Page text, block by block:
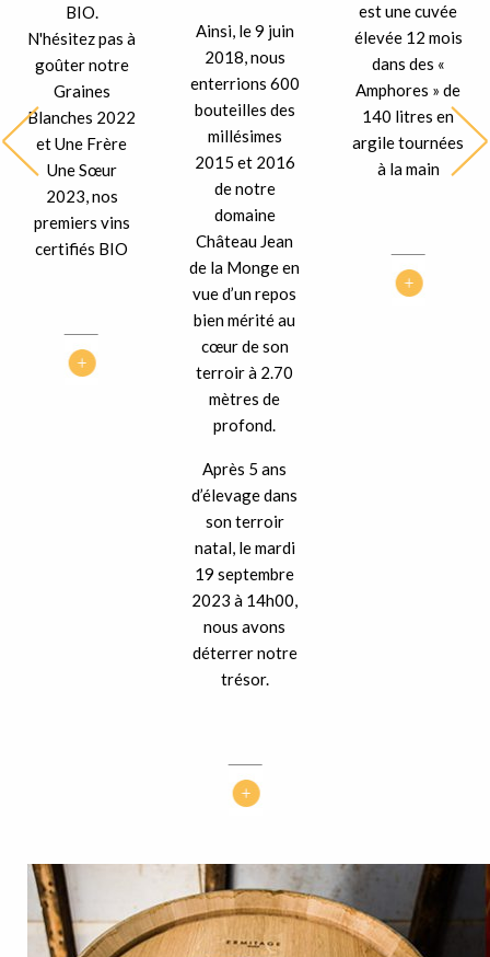
BIO.
N'hésitez pas à
goûter notre
Graines
Blanches 2022
et Une Frère
Une Sœur
2023, nos
premiers vins
certifiés BIO
Ainsi, le 9 juin
2018, nous
enterrions 600
bouteilles des
millésimes
2015 et 2016
de notre
domaine
Château Jean
de la Monge en
vue d’un repos
bien mérité au
cœur de son
terroir à 2.70
mètres de
profond.
Après 5 ans
d’élevage dans
son terroir
natal, le mardi
19 septembre
2023 à 14h00,
nous avons
déterrer notre
trésor.
est une cuvée
élevée 12 mois
dans des «
Amphores » de
140 litres en
argile tournées
à la main